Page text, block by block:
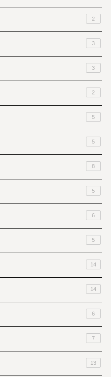
2
3
3
2
5
5
8
5
6
5
14
14
6
7
13